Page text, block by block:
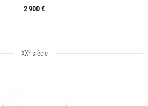
2 900 €
XXesiècle